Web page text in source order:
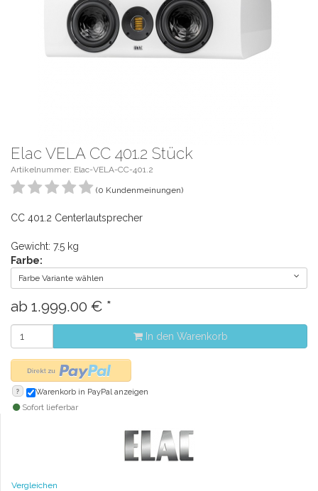
Elac VELA CC 401.2 Stück
Artikelnummer: Elac-VELA-CC-401.2
(0 Kundenmeinungen)
CC 401.2 Centerlautsprecher
Gewicht: 7.5 kg
Farbe:
Farbe Variante wählen
ab 1.999.00 € *
In den Warenkorb
? Warenkorb in PayPal anzeigen
Sofort lieferbar
Vergleichen